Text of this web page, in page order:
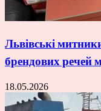
Львівські
брендових речей
18.05.2026